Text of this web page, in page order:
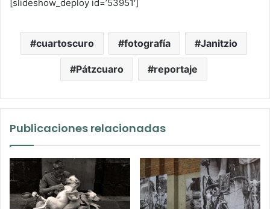
[slideshow_deploy id=’53951′]
cuartoscuro fotografía Janitzio
Pátzcuaro reportaje
Publicaciones relacionadas